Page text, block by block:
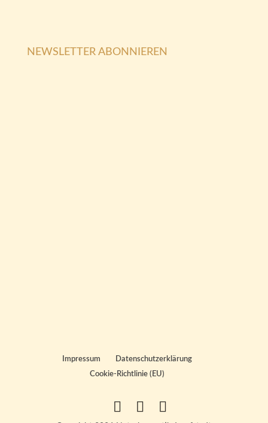
NEWSLETTER ABONNIEREN
Impressum
Datenschutzerklärung
Cookie-Richtlinie (EU)